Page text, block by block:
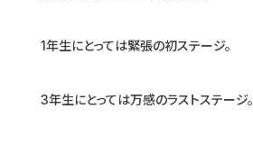
1年生にとっては緊張の初ステージ。
3年生にとっては万感のラストステージ。